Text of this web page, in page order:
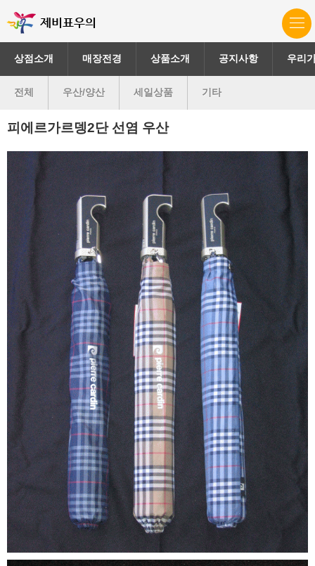
제비표우의
상점소개 매장전경 상품소개 공지사항 우리
전체 우산/양산 세일상품 기타
피에르가르뎅2단 선염 우산